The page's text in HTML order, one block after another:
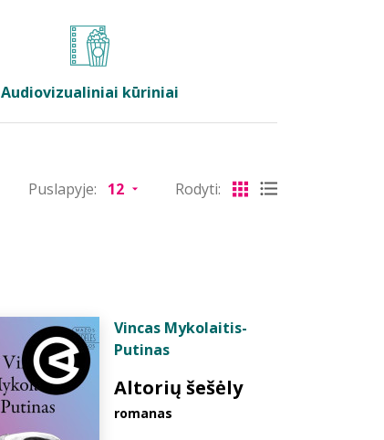
Audiovizualiniai kūriniai
Puslapyje: Rodyti:
Vincas Mykolaitis-
Putinas
Altorių šešėly
romanas